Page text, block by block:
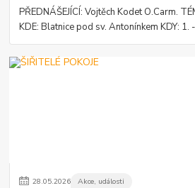
PŘEDNÁŠEJÍCÍ: Vojtěch Kodet O.Carm.
KDE: Blatnice pod sv. Antonínkem KDY: 1.
28.05.2026 Akce, události